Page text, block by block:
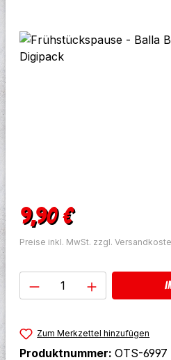
Bildergalerie überspringen
Regulärer Preis:
9,90 €
Preise inkl. MwSt. zzgl.
Produkt Anzahl:
Zum Merkzettel hinzufügen
Produktnummer: OTS-6997